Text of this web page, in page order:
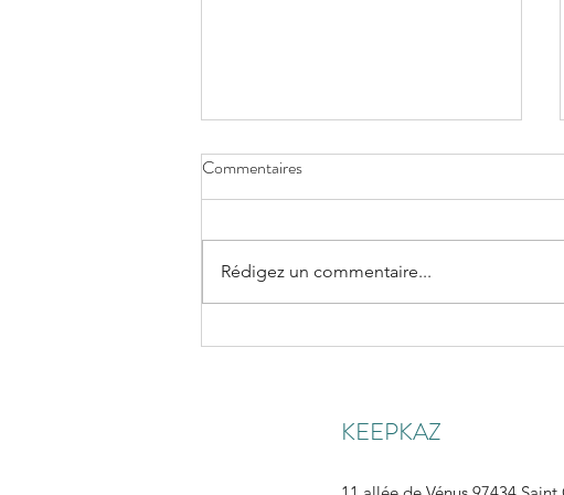
Meilleurs vœux 2026 zot tout 🎉
Commentaires
Rédigez un commentaire...
KEEPKAZ